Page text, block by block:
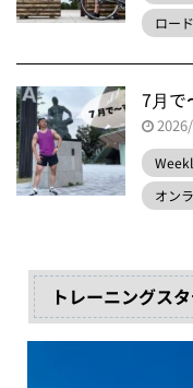
ロー
7月で
オン
トレーニングス